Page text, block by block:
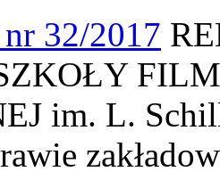
32/2017
im. L.